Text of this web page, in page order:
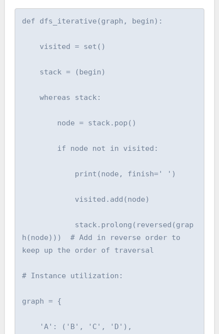
def dfs_iterative(graph, begin):
visited = set()
stack = (begin)
whereas stack:
node = stack.pop()
if node not in visited:
print(node, finish=' ')
visited.add(node)
stack.prolong(reversed(grap
h(node)))  # Add in reverse order to
keep up the order of traversal
# Instance utilization:
graph = {
'A': ('B', 'C', 'D'),